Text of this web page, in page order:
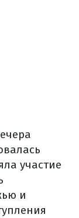
участие
и